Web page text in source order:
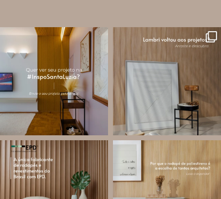
santa.luzia
A #InspoSantaLuzia é um espaço
criado para divulgar projetos que
utilizam produtos Santa Luzia e
valorizar o trabalho de arquitetos,
designers de...
Jul 28
14 0
O lambri é um revestimento versátil
painéis decorativos e diversas
composições para valorizar o
ambiente!
Jul 27
87 8
Você sabe o que é EPD?
A Declaração Ambiental de Produto
(Environmental Product Declaration) é
um documento internacional que
Os rodapés de poliestireno
conquistaram espaço na arquitetura
porque unem estética, praticidade e
desempenho em um único produto.
Diferente